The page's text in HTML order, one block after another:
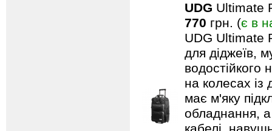
UDG Ultimate
770 грн. (є в
UDG Ultimate
для діджеїв,
водостійкого
на колесах із
має м'яку
обладнання, а